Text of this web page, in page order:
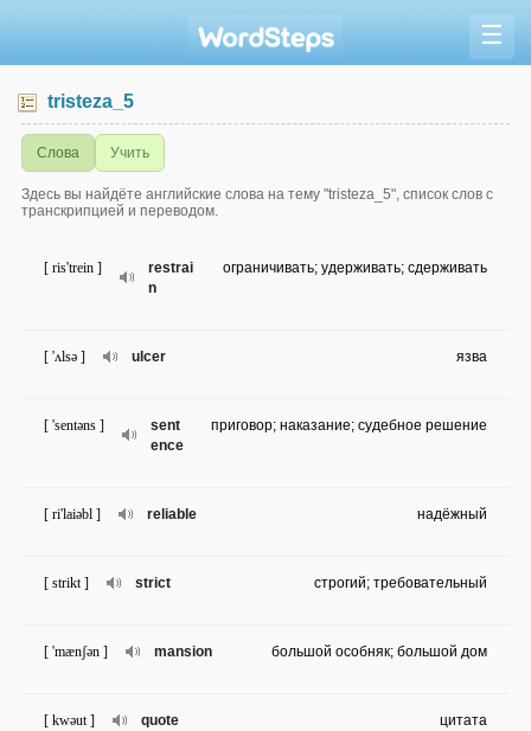
☰
tristeza_5
Слова Учить
Здесь вы найдёте английские слова на тему "tristeza_5", список слов с
транскрипцией и переводом.
restrai
n
[ ris'trein ] ограничивать; удерживать; сдерживать
ulcer
[ 'ʌlsə ] язва
sent
ence
[ 'sentəns ] приговор; наказание; судебное решение
reliable
[ ri'laiəbl ] надёжный
strict
[ strikt ] строгий; требовательный
mansion
[ 'mænʃən ] большой особняк; большой дом
quote
[ kwəut ] цитата